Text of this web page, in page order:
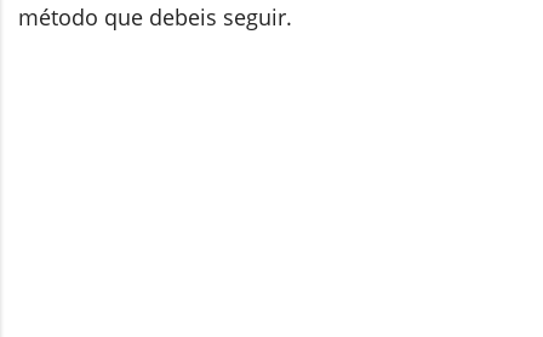
método que debeis seguir.